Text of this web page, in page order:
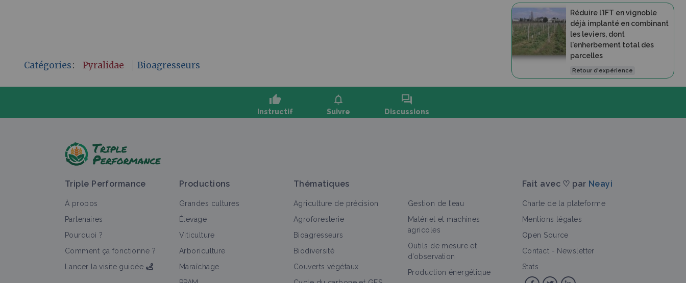
Catégories: Pyralidae Bioagresseurs
Réduire l'IFT en vignoble
déjà implanté en combinant
les leviers, dont
l'enherbement total des
parcelles
Retour d'expérience
thumb_up
Instructif
notifications
Suivre
forum
Discussions
Tout Bioagresseur Portail thématique Retour d'expérience Matériel et équipement Fiche technique
>
Insecte (bioagresseur)
Triple Performance
À propos
Partenaires
Pourquoi ?
Comment ça fonctionne ?
Lancer la visite guidée
Productions
Grandes cultures
Élevage
Viticulture
Arboriculture
Maraîchage
Thématiques
Agriculture de précision
Agroforesterie
Bioagresseurs
Biodiversité
Couverts végétaux
Gestion de l’eau
Matériel et machines
agricoles
Outils de mesure et
d’observation
Production énergétique
Fait avec ♡ par Neayi
Charte de la plateforme
Mentions légales
Open Source
Contact - Newsletter
Stats